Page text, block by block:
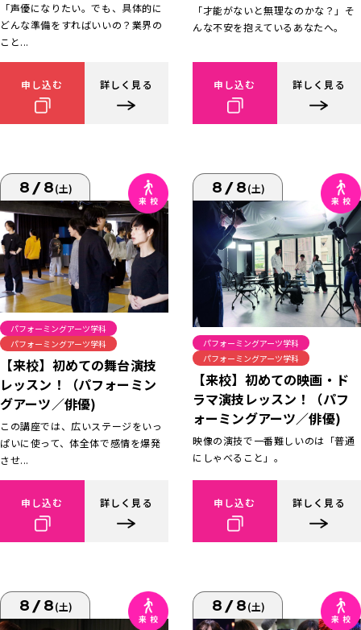
「声優になりたい。でも、具体的に
どんな準備をすればいいの？業界の
こと...
申し込む 詳しく見る
「才能がないと無理なのかな？」そ
んな不安を抱えているあなたへ。
申し込む 詳しく見る
8/8(土)
パフォーミングアーツ学科
パフォーミングアーツ学科
【来校】初めての舞台演技
レッスン！（パフォーミン
グアーツ／俳優)
この講座では、広いステージをいっ
ぱいに使って、体全体で感情を爆発
させ...
申し込む 詳しく見る
8/8(土)
パフォーミングアーツ学科
パフォーミングアーツ学科
【来校】初めての映画・ド
ラマ演技レッスン！（パフ
ォーミングアーツ／俳優)
映像の演技で一番難しいのは「普通
にしゃべること」。
申し込む 詳しく見る
8/8(土) 8/8(土)